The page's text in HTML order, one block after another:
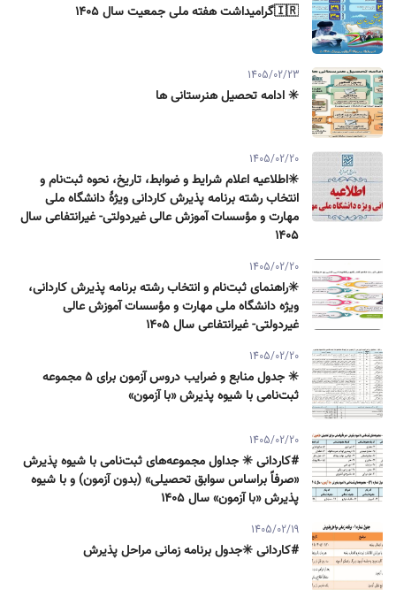
🇮🇷گرامیداشت هفته ملی جمعیت سال ۱۴۰۵
1405/02/23
✳️ ادامه تحصیل هنرستانی ها
1405/02/20
✳️اطلاعیه اعلام شرایط و ضوابط، تاریخ، نحوه ثبت‌نام و
انتخاب رشته برنامه پذیرش كاردانی ویژۀ دانشگاه ملی
مهارت و مؤسسات آموزش عالی غیردولتی- غیرانتفاعی سال
۱۴۰۵
1405/02/20
✳️راهنمای ثبت‌نام و انتخاب رشته برنامه پذیرش كاردانی،
ویژه دانشگاه ملی مهارت و مؤسسات آموزش عالی
غیردولتی- غیرانتفاعی سال ۱۴۰۵
1405/02/20
✳️ جدول منابع و ضرایب دروس آزمون برای ۵ مجموعه
ثبت‌نامی با شیوه پذیرش «با آزمون»
1405/02/20
#کاردانی ✳️ جداول مجموعه‌های ثبت‌نامی با شیوه پذیرش
«صرفاً براساس سوابق تحصیلی» (بدون آزمون) و با شیوه
پذیرش «با آزمون» سال ۱۴۰۵
1405/02/19
#کاردانی ✳️جدول برنامه زمانی مراحل پذیرش